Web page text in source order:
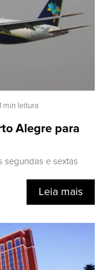
min leitura
Alegre para
segundas e sextas
Leia mais